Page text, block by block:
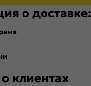
о доставке:
клиентах